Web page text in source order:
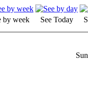
by week See Today